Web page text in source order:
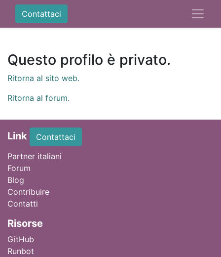
Contattaci
Questo profilo è privato.
Ritorna al sito web.
Ritorna al forum.
Link
Contattaci
Partner italiani
Forum
Blog
Contribuire
Contatti
Risorse
GitHub
Runbot